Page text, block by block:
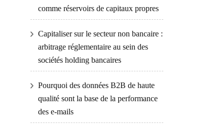
comme réservoirs de capitaux propres
Capitaliser sur le secteur non bancaire :
arbitrage réglementaire au sein des
sociétés holding bancaires
Pourquoi des données B2B de haute
qualité sont la base de la performance
des e-mails